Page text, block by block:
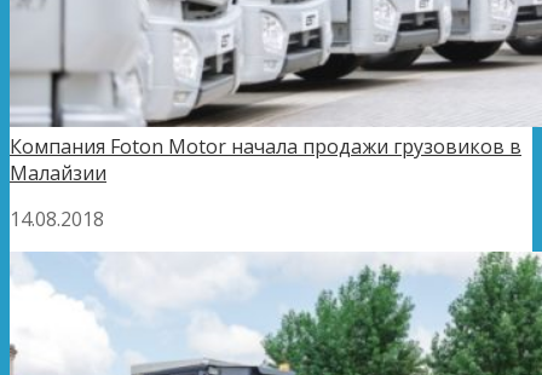
Компания Foton Motor начала продажи грузовиков в
Малайзии
14.08.2018